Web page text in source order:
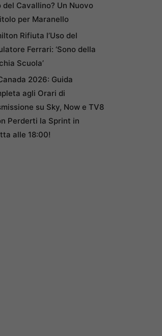
del Cavallino? Un Nuovo
per Maranello
Rifiuta l’Uso del
Ferrari: ‘Sono della
Scuola’
2026: Guida
agli Orari di
su Sky, Now e TV8
Perderti la Sprint in
alle 18:00!